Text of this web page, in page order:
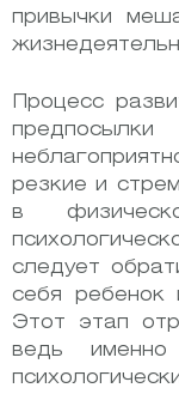
привычки
Процесс
резкие и
в
следует
себя
Этот этап
ведь именно